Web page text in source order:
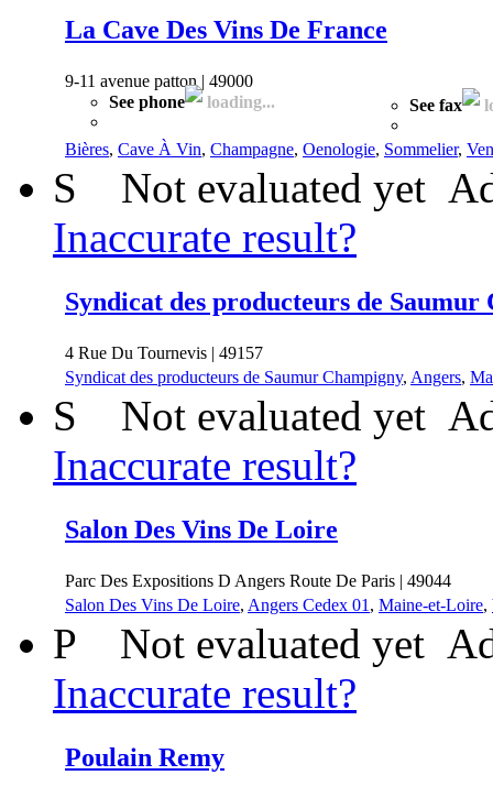
La Cave Des Vins De France
9-11 avenue patton | 49000
See phone
loading... See fax
Bières, Cave À Vin, Champagne, Oenologie, Sommelier,
S Not evaluated yet
Inaccurate result?
Syndicat des producteurs de Saumur
4 Rue Du Tournevis | 49157
Syndicat des producteurs de Saumur Champigny, Angers,
S Not evaluated yet
Inaccurate result?
Salon Des Vins De Loire
Parc Des Expositions D Angers Route De Paris | 49044
Salon Des Vins De Loire, Angers Cedex 01 , Maine-et-Loire,
P Not evaluated yet
Inaccurate result?
Poulain Remy